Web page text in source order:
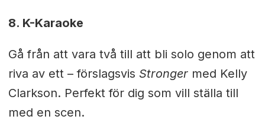
8. K-Karaoke
Gå från att vara två till att bli solo genom att
riva av ett – förslagsvis Strongermed Kelly
Clarkson. Perfekt för dig som vill ställa till
med en scen.